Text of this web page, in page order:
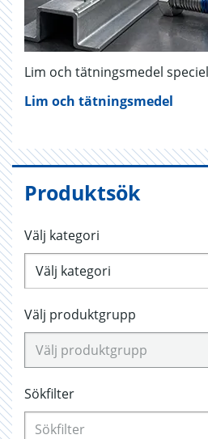
Lim och tätningsmedel
Lim och tätningsmedel
Produktsök
Välj kategori
Välj kategori
Välj produktgrupp
Välj produktgrupp
Sökfilter